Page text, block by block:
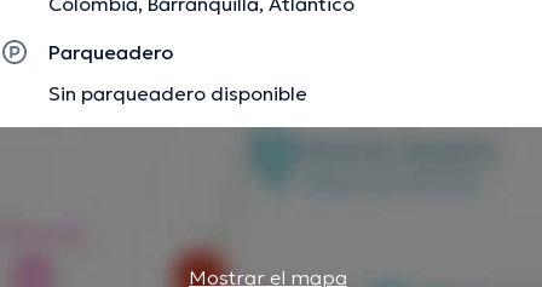
Parqueadero
Sin parqueadero disponible
Mostrar el mapa